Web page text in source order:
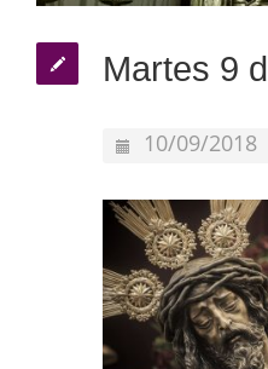
Martes 9
10/09/2018